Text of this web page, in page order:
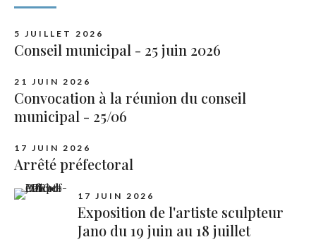
5 JUILLET 2026
Conseil municipal - 25 juin 2026
21 JUIN 2026
Convocation à la réunion du conseil
municipal - 25/06
17 JUIN 2026
Arrêté préfectoral
17 JUIN 2026
Exposition de l'artiste sculpteur
Jano du 19 juin au 18 juillet